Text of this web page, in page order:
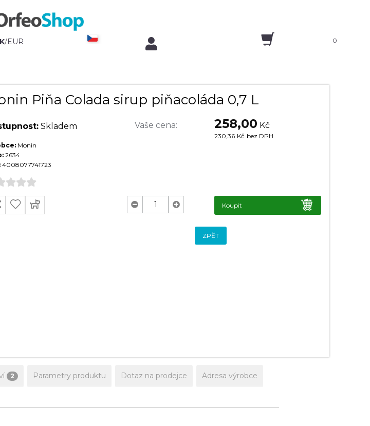
/EUR 0
Piňa Colada sirup piňacoláda 0,7 L
Skladem
Monin
2634
4008077741723
Vaše cena: 258,00 Kč
230,36 Kč bez DPH
Koupit
ZPĚT
2 Parametry produktu Dotaz na prodejce Adresa výrobce